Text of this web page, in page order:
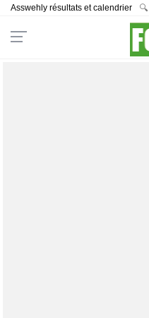
Asswehly résultats et calendrier 🔍